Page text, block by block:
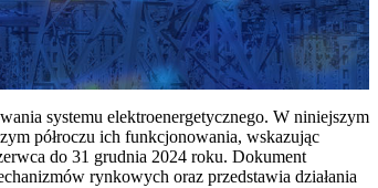
systemu elektroenergetycznego. W niniejszym
półroczu ich funkcjonowania, wskazując
do 31 grudnia 2024 roku. Dokument
rynkowych oraz przedstawia działania